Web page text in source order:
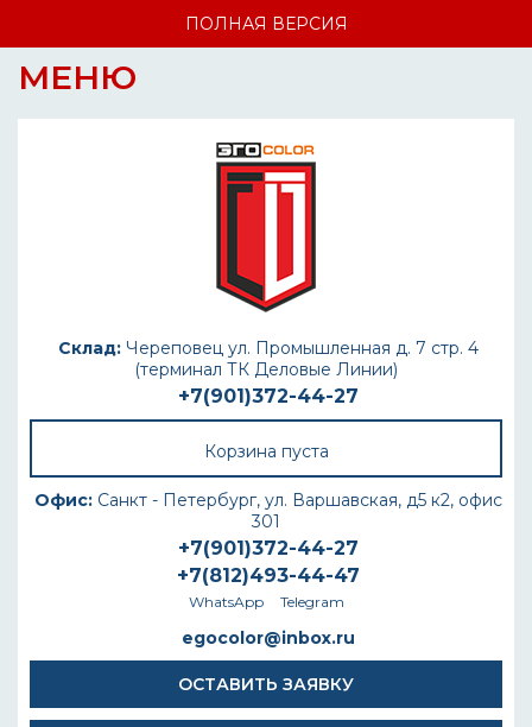
ПОЛНАЯ ВЕРСИЯ
МЕНЮ
Склад: Череповец ул. Промышленная д. 7 стр. 4
(терминал ТК Деловые Линии)
+7(901)372-44-27
Корзина пуста
Офис: Санкт - Петербург, ул. Варшавская, д5 к2, офис
301
+7(901)372-44-27
+7(812)493-44-47
WhatsApp Telegram
egocolor@inbox.ru
ОСТАВИТЬ ЗАЯВКУ